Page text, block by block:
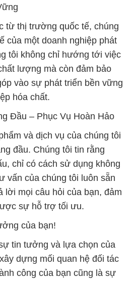
từ thị trường quốc tế, chúng
của một doanh nghiệp phát
tôi không chỉ hướng tới việc
lượng mà còn đảm bảo
vào sự phát triển bền vững
hóa chất.
Đầu – Phục Vụ Hoàn Hảo
và dịch vụ của chúng tôi
đầu. Chúng tôi tin rằng
chỉ có cách sử dụng không
vấn của chúng tôi luôn sẵn
lời mọi câu hỏi của bạn, đảm
sự hỗ trợ tối ưu.
của bạn!
tin tưởng và lựa chọn của
dựng mối quan hệ đối tác
công của bạn cũng là sự